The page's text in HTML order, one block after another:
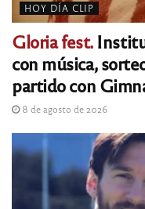
HOY DÍA CLIP
Gloria fest.
con música,
partido con
8 de agosto de 2026